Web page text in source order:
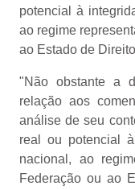
potencial à
ao regime
ao Estado de
"Não obstante a
relação aos
análise de seu
real ou potencial
nacional, ao
Federação ou ao